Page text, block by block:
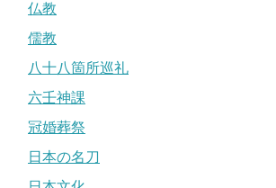
仏教
儒教
八十八箇所巡礼
六壬神課
冠婚葬祭
日本の名刀